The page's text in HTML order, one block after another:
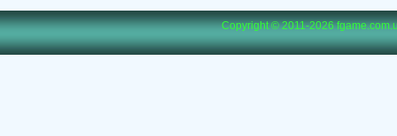
Copyright © 2011-2026